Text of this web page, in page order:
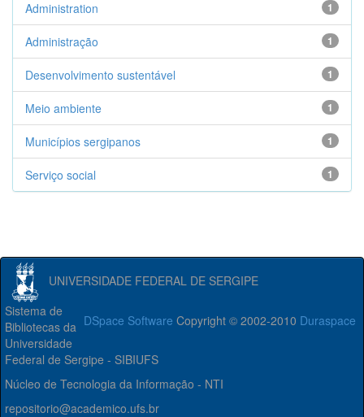
1
Administration
1
Administração
1
Desenvolvimento sustentável
1
Meio ambiente
1
Municípios sergipanos
1
Serviço social
UNIVERSIDADE FEDERAL DE SERGIPE
DSpace Software Copyright © 2002-2010 Duraspace
Sistema de
Bibliotecas da
Universidade
Federal de Sergipe - SIBIUFS
Núcleo de Tecnologia da Informação - NTI
repositorio@academico.ufs.br